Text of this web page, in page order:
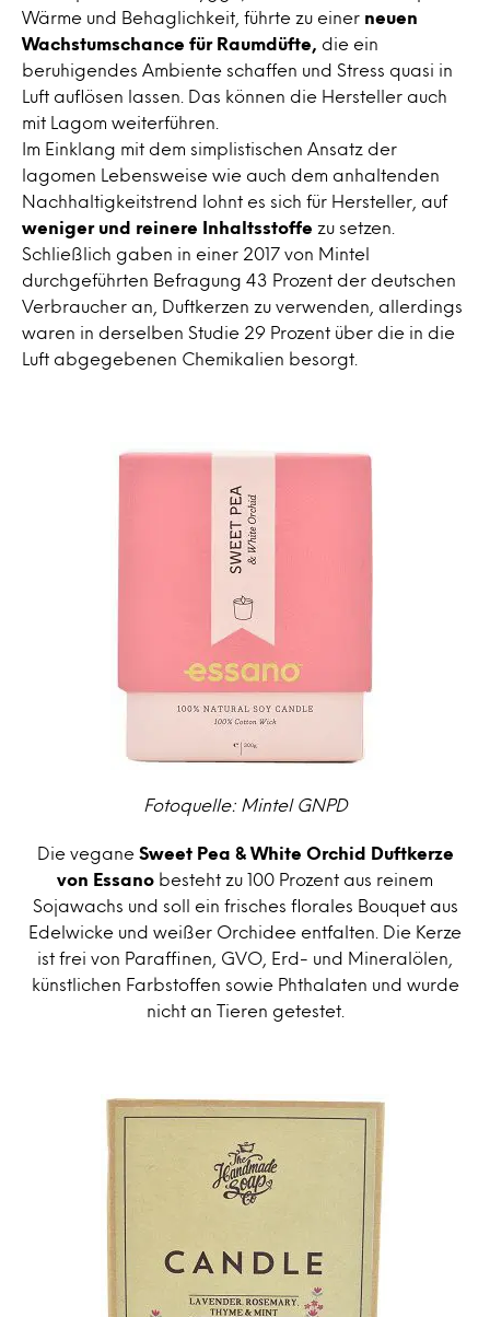
Wärme und Behaglichkeit, führte zu einer neuen
Wachstumschance für Raumdüfte,
die ein
beruhigendes Ambiente schaffen und Stress quasi in
Luft auflösen lassen. Das können die Hersteller auch
mit Lagom weiterführen.
Im Einklang mit dem simplistischen Ansatz der
lagomen Lebensweise wie auch dem anhaltenden
Nachhaltigkeitstrend lohnt es sich für Hersteller, auf
weniger und reinere Inhaltsstoffe zu setzen.
Schließlich gaben in einer 2017 von Mintel
durchgeführten Befragung 43 Prozent der deutschen
Verbraucher an, Duftkerzen zu verwenden, allerdings
waren in derselben Studie 29 Prozent über die in die
Luft abgegebenen Chemikalien besorgt.
Fotoquelle: Mintel GNPD
Die vegane Sweet Pea & White Orchid Duftkerze
von Essano besteht zu 100 Prozent aus reinem
Sojawachs und soll ein frisches florales Bouquet aus
Edelwicke und weißer Orchidee entfalten. Die Kerze
ist frei von Paraffinen, GVO, Erd- und Mineralölen,
künstlichen Farbstoffen sowie Phthalaten und wurde
nicht an Tieren getestet.